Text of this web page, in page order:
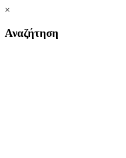
×
Αναζήτηση